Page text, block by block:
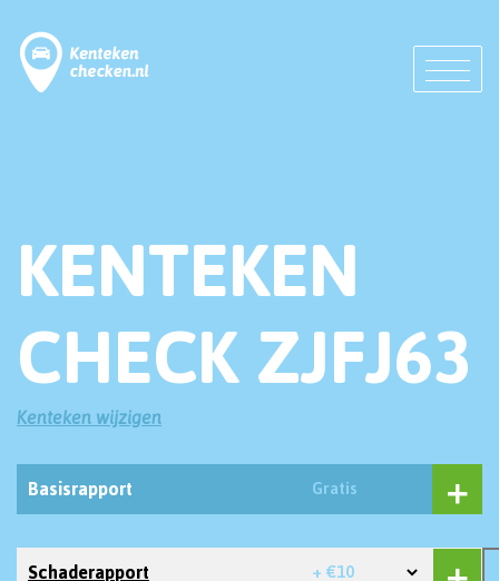
KENTEKEN
CHECK ZJFJ63
Kenteken wijzigen
Basisrapport Gratis
Schaderapport + €10